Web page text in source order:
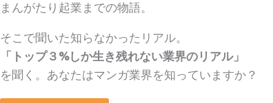
まんがたり起業までの物語。
そこで聞いた知らなかったリアル。
「トップ３%しか生き残れない業界のリアル」
を聞く。あなたはマンガ業界を知っていますか？